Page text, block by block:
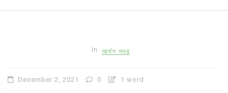
In আর্দশ সদর
December 2, 2021 0 1 word